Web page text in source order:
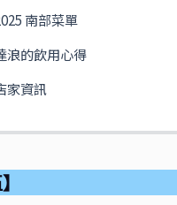
南部菜單
浪的飲用心得
家資訊